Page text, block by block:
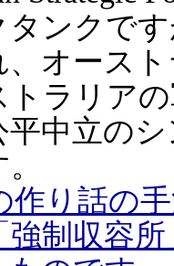
ンクで
、オース
トラリア
平中立の
作り話の
強制収容